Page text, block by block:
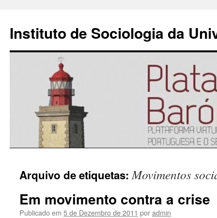
Instituto de Sociologia da
para
conteúdo
Arquivo de etiquetas:Movimentos
Em movimento contra a crise
Publicado em 5 de Dezembro de 2011 poradmin